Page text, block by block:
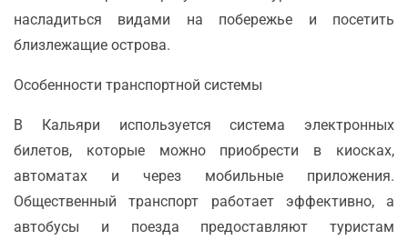
насладиться видами на побережье и посетить
близлежащие острова.
Особенности транспортной системы
В Кальяри используется система электронных
билетов, которые можно приобрести в киосках,
автоматах и через мобильные приложения.
Общественный транспорт работает эффективно, а
автобусы и поезда предоставляют туристам